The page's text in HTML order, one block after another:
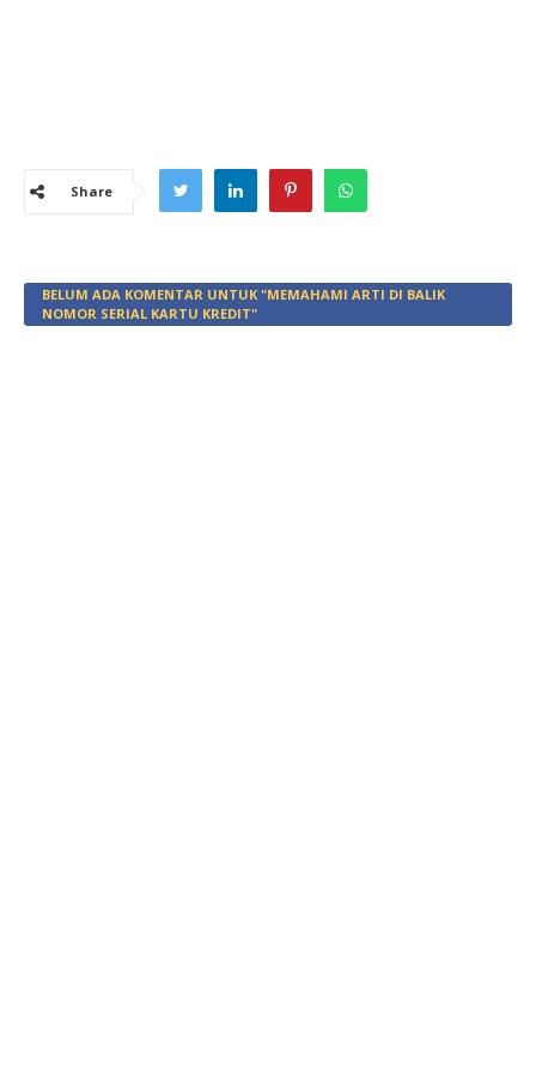
Share
BELUM ADA KOMENTAR UNTUK "MEMAHAMI ARTI DI BALIK
NOMOR SERIAL KARTU KREDIT"